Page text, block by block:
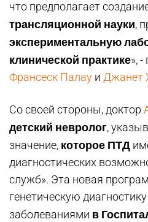
что предполагает
трансляционной науки,
экспериментальную
клинической практике»,
Франсеск Палау и Джанет
Со своей стороны, доктор
детский невролог,
значение, которое ПТД
диагностических
служб». Эта новая
генетическую
заболеваниями в